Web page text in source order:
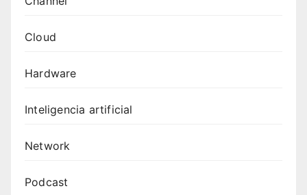
Cloud
Hardware
Inteligencia artificial
Network
Podcast